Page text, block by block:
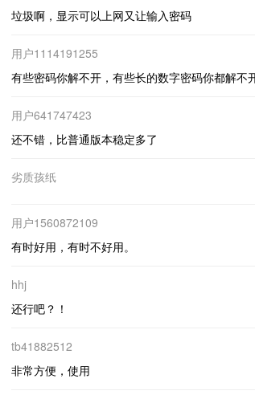
垃圾啊，显示可以上网又让输入密码
用户1114191255
有些密码你解不开，有些长的数字密码你都解不
用户641747423
还不错，比普通版本稳定多了
劣质孩纸
用户1560872109
有时好用，有时不好用。
hhj
还行吧？！
tb41882512
非常方便，使用